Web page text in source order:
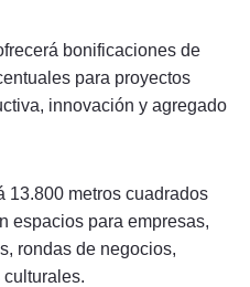
bonificaciones de
para proyectos
innovación y agregado
13.800 metros cuadrados
espacios para empresas,
rondas de negocios,